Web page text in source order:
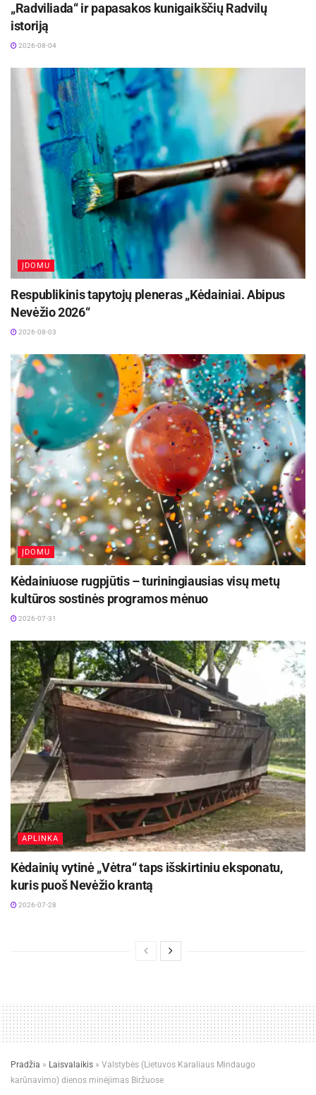
„Radviliada“ ir papasakos kunigaikščių Radvilų
istoriją
2026-08-04
ĮDOMU
Respublikinis tapytojų pleneras „Kėdainiai. Abipus
Nevėžio 2026“
2026-08-03
ĮDOMU
Kėdainiuose rugpjūtis – turiningiausias visų metų
kultūros sostinės programos mėnuo
2026-07-31
APLINKA
Kėdainių vytinė „Vėtra“ taps išskirtiniu eksponatu,
kuris puoš Nevėžio krantą
2026-07-28
Pradžia » Laisvalaikis » Valstybės (Lietuvos Karaliaus Mindaugo
karūnavimo) dienos minėjimas Biržuose